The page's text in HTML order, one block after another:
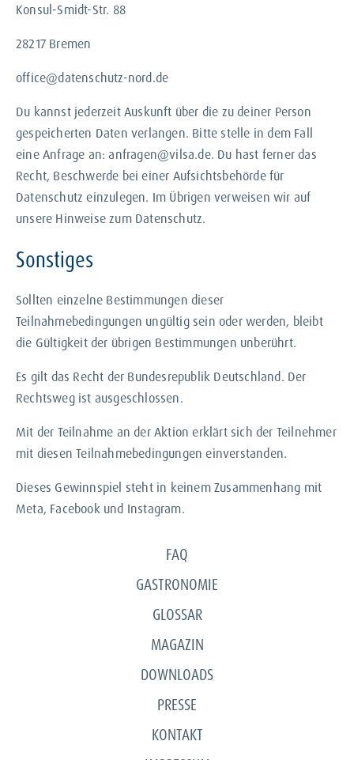
Konsul-Smidt-Str. 88
28217 Bremen
office@datenschutz-nord.de
Du kannst jederzeit Auskunft über die zu deiner Person
gespeicherten Daten verlangen. Bitte stelle in dem Fall
eine Anfrage an: anfragen@vilsa.de. Du hast ferner das
Recht, Beschwerde bei einer Aufsichtsbehörde für
Datenschutz einzulegen. Im Übrigen verweisen wir auf
unsere Hinweise zum Datenschutz.
Sonstiges
Sollten einzelne Bestimmungen dieser
Teilnahmebedingungen ungültig sein oder werden, bleibt
die Gültigkeit der übrigen Bestimmungen unberührt.
Es gilt das Recht der Bundesrepublik Deutschland. Der
Rechtsweg ist ausgeschlossen.
Mit der Teilnahme an der Aktion erklärt sich der Teilnehmer
mit diesen Teilnahmebedingungen einverstanden.
Dieses Gewinnspiel steht in keinem Zusammenhang mit
Meta, Facebook und Instagram.
FAQ
GASTRONOMIE
GLOSSAR
MAGAZIN
DOWNLOADS
PRESSE
KONTAKT